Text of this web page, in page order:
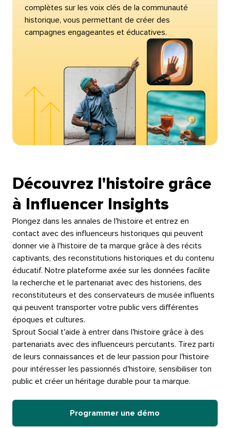
complètes sur les voix clés de la communauté
historique, vous permettant de créer des
campagnes engageantes et éducatives.​​
Découvrez l'histoire grâce
à Influencer Insights​​
Plongez dans les annales de l'histoire et entrez en
contact avec des influenceurs historiques qui peuvent
donner vie à l'histoire de ta marque grâce à des récits
captivants, des reconstitutions historiques et du contenu
éducatif. Notre plateforme axée sur les données facilite
la recherche et le partenariat avec des historiens, des
reconstituteurs et des conservateurs de musée influents
qui peuvent transporter votre public vers différentes
époques et cultures.​​
Sprout Social t'aide à entrer dans l'histoire grâce à des
partenariats avec des influenceurs percutants. Tirez parti
de leurs connaissances et de leur passion pour l'histoire
pour intéresser les passionnés d'histoire, sensibiliser ton
public et créer un héritage durable pour ta marque.​​
Programmer une démo​​